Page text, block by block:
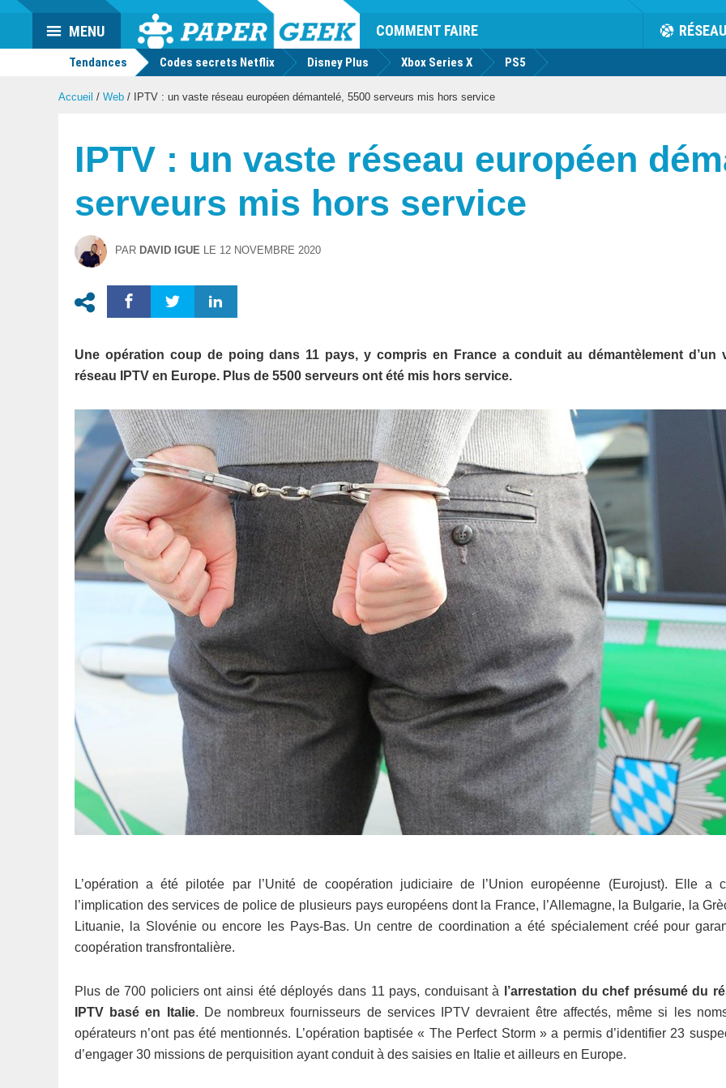
Actu
geek
COMMENT FAIRE RÉSEAU
MENU
Tendances Codes secrets Netflix Disney Plus Xbox Series X PS5
Accueil / Web / IPTV : un vaste réseau européen démantelé, 5500 serveurs mis hors service
IPTV : un vaste réseau européen
serveurs mis hors service
PAR DAVID IGUE LE 12 NOVEMBRE 2020
Une opération coup de poing dans 11 pays, y compris en France a conduit au démantèlement d’un
réseau IPTV en Europe. Plus de 5500 serveurs ont été mis hors service.
L’opération a été pilotée par l’Unité de coopération judiciaire de l’Union européenne (Eurojust). Elle a
l’implication des services de police de plusieurs pays européens dont la France, l’Allemagne, la Bulgarie, la
Lituanie, la Slovénie ou encore les Pays-Bas. Un centre de coordination a été spécialement créé pour
coopération transfrontalière.
Plus de 700 policiers ont ainsi été déployés dans 11 pays, conduisant à
l’arrestation du chef présumé du
IPTV basé en Italie. De nombreux fournisseurs de services IPTV devraient être affectés, même si les
opérateurs n’ont pas été mentionnés. L’opération baptisée « The Perfect Storm » a permis d’identifier 23
d’engager 30 missions de perquisition ayant conduit à des saisies en Italie et ailleurs en Europe.